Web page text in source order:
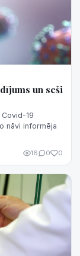
un seši
19
nāvi informēja
16 0 0